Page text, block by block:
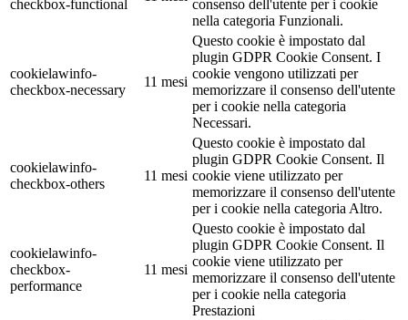
checkbox-functional
consenso dell'utente per i cookie
nella categoria Funzionali.
cookielawinfo-
checkbox-necessary
11 mesi
Questo cookie è impostato dal
plugin GDPR Cookie Consent. I
cookie vengono utilizzati per
memorizzare il consenso dell'utente
per i cookie nella categoria
Necessari.
cookielawinfo-
checkbox-others
11 mesi
Questo cookie è impostato dal
plugin GDPR Cookie Consent. Il
cookie viene utilizzato per
memorizzare il consenso dell'utente
per i cookie nella categoria Altro.
cookielawinfo-
checkbox-
performance
11 mesi
Questo cookie è impostato dal
plugin GDPR Cookie Consent. Il
cookie viene utilizzato per
memorizzare il consenso dell'utente
per i cookie nella categoria
Prestazioni